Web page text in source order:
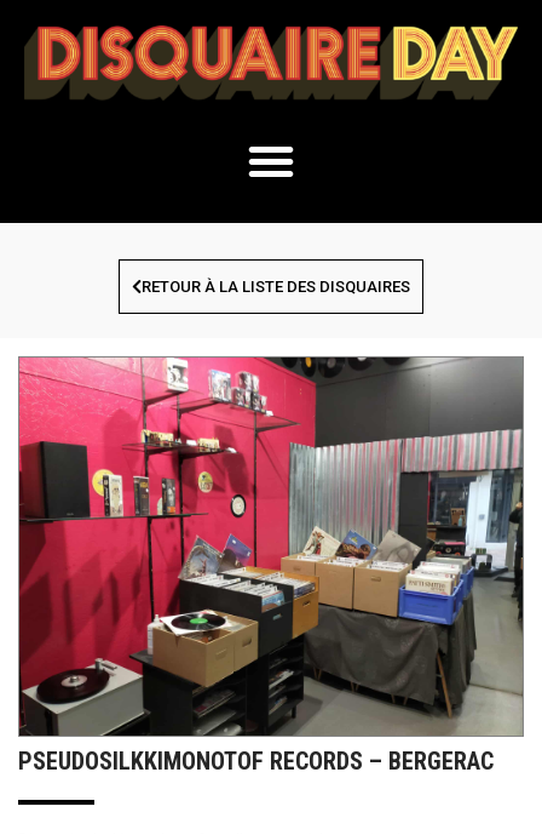
RETOUR À LA LISTE DES DISQUAIRES
PSEUDOSILKKIMONOTOF RECORDS – BERGERAC